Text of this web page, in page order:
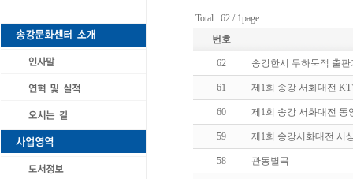
Total : 62 / 1page
번호
62 송강한시 두하묵적 출
61 제1회 송강 서화대전
60 제1회 송강 서화대전 동
59 제1회 송강서화대전 시
58 관동별곡